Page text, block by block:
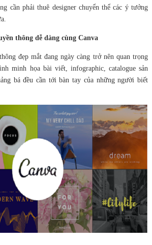
cần phải thuê designer chuyển thể các ý tưởng
thông dễ dàng cùng Canva
đẹp mắt đang ngày càng trở nên quan trọng
minh họa bài viết, infographic, catalogue sản
bá đều cần tới bàn tay của những người biết